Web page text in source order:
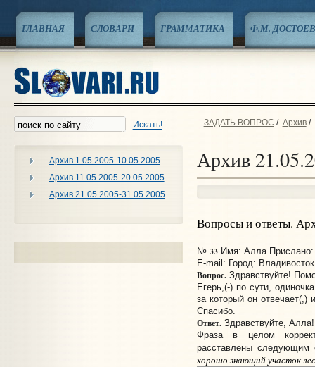
ГЛАВНАЯ СЛОВАРИ ГРАММАТИКА Ф.М.
Искать!
Архив 1.05.2005-10.05.2005
Архив 11.05.2005-20.05.2005
Архив 21.05.2005-31.05.2005
ЗАДАТЬ ВОПРОС / Архив/
Архив
Вопросы и ответы.
№ 33Имя: Алла Прислано:
E-mail: Город: Владивосток
Вопрос.Здравствуйте!
Егерь,(-) по сути,
за который он
Спасибо.
Ответ.Здравствуйте, Алла!
Фраза в целом
расставлены следующим
хорошо знающий участок